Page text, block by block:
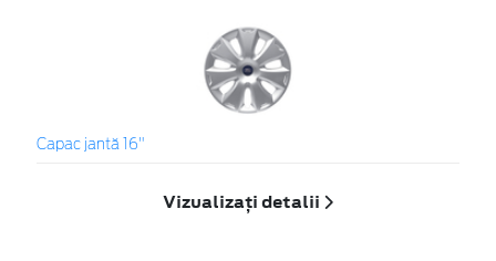
Capac jantă 16"
Vizualizați detalii